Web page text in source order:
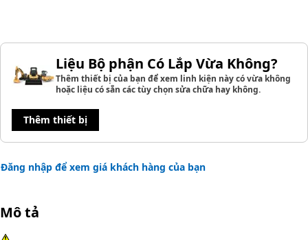
Liệu Bộ phận Có Lắp Vừa Không?
Thêm thiết bị của bạn để xem linh kiện này có vừa không
hoặc liệu có sẵn các tùy chọn sửa chữa hay không.
Thêm thiết bị
Đăng nhập để xem giá khách hàng của bạn
Mô tả